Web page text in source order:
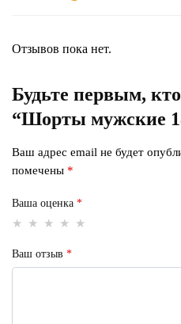
Отзывов пока нет.
Будьте первым,
“Шорты мужские
Ваш адрес email не будет
помечены *
Ваша оценка *
Ваш отзыв *